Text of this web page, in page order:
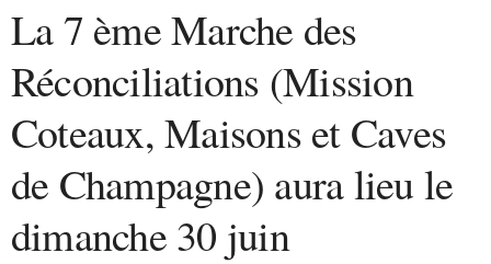
La 7 ème Marche des
Réconciliations (Mission
Coteaux, Maisons et Caves
de Champagne) aura lieu le
dimanche 30 juin